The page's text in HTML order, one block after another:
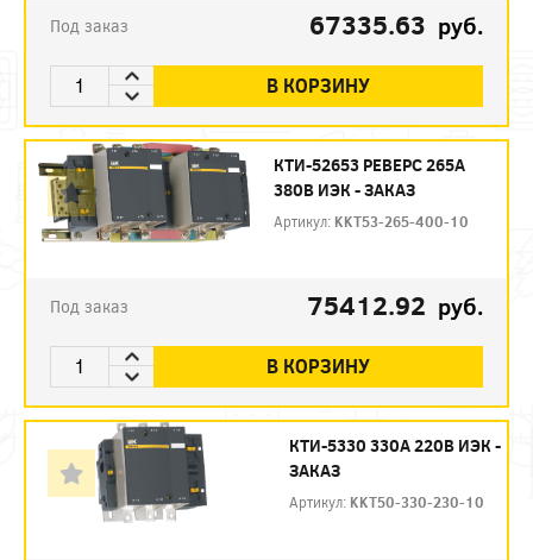
Под заказ 67335.63 руб.
В КОРЗИНУ
КТИ-52653 РЕВЕРС 265А
380В ИЭК - ЗАКАЗ
Артикул: KKT53-265-400-10
Под заказ 75412.92 руб.
В КОРЗИНУ
КТИ-5330 330А 220В ИЭК -
ЗАКАЗ
Артикул: KKT50-330-230-10